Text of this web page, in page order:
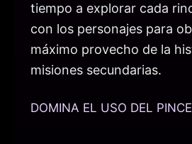
tiempo a explorar cada
con los personajes para
máximo provecho de la
misiones secundarias.
DOMINA EL USO DEL